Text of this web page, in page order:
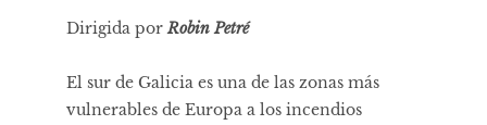
Dirigida porRobin Petré
El sur de Galicia es una de las zonas más
vulnerables de Europa a los incendios